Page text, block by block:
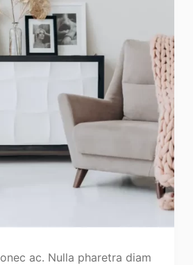
ac. Nulla pharetra diam